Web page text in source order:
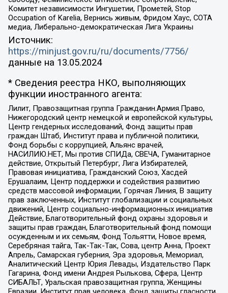
Комитет независимости Ингушетии, Прометей, Stop
Occupation of Karelia, Вернись живым, Фридом Хаус, СОТА
медиа, Либерально-демократическая Лига Украины
Источник:
https://minjust.gov.ru/ru/documents/7756/
данные на 13.05.2024
* Сведения реестра НКО, выполняющих
функции иностранного агента:
Лилит, Правозащитная группа Гражданин.Армия.Право,
Нижегородский центр немецкой и европейской культуры,
Центр гендерных исследований, Фонд защиты прав
граждан Штаб, Институт права и публичной политики,
Фонд борьбы с коррупцией, Альянс врачей,
НАСИЛИЮ.НЕТ, Мы против СПИДа, СВЕЧА, Гуманитарное
действие, Открытый Петербург, Лига Избирателей,
Правовая инициатива, Гражданский Союз, Хасдей
Ерушалаим, Центр поддержки и содействия развитию
средств массовой информации, Горячая Линия, В защиту
прав заключенных, Институт глобализации и социальных
движений, Центр социально-информационных инициатив
Действие, Благотворительный фонд охраны здоровья и
защиты прав граждан, Благотворительный фонд помощи
осужденным и их семьям, Фонд Тольятти, Новое время,
Серебряная тайга, Так-Так-Так, Сова, центр Анна, Проект
Апрель, Самарская губерния, Эра здоровья, Мемориал,
Аналитический Центр Юрия Левады, Издательство Парк
Гагарина, Фонд имени Андрея Рылькова, Сфера, Центр
СИБАЛЬТ, Уральская правозащитная группа, Женщины